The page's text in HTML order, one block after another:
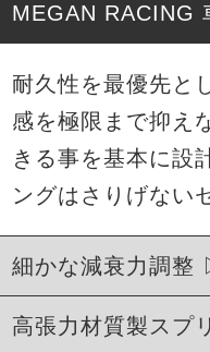
MEGAN RACING
耐久性を最優先と
感を極限まで抑え
きる事を基本に設
ングはさりげない
細かな減衰力調整
高張力材質製スプ